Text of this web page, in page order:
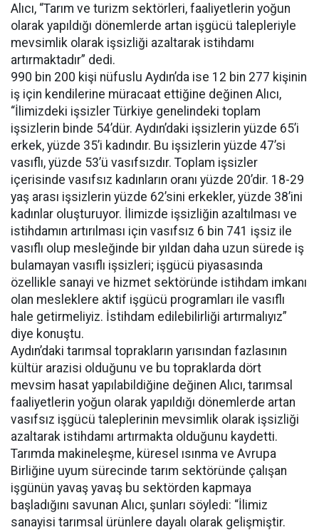
Alıcı, “Tarım ve turizm sektörleri, faaliyetlerin yoğun
olarak yapıldığı dönemlerde artan işgücü talepleriyle
mevsimlik olarak işsizliği azaltarak istihdamı
artırmaktadır” dedi.
990 bin 200 kişi nüfuslu Aydın’da ise 12 bin 277 kişinin
iş için kendilerine müracaat ettiğine değinen Alıcı,
“İlimizdeki işsizler Türkiye genelindeki toplam
işsizlerin binde 54’dür. Aydın’daki işsizlerin yüzde 65’i
erkek, yüzde 35’i kadındır. Bu işsizlerin yüzde 47’si
vasıflı, yüzde 53’ü vasıfsızdır. Toplam işsizler
içerisinde vasıfsız kadınların oranı yüzde 20’dir. 18-29
yaş arası işsizlerin yüzde 62’sini erkekler, yüzde 38’ini
kadınlar oluşturuyor. İlimizde işsizliğin azaltılması ve
istihdamın artırılması için vasıfsız 6 bin 741 işsiz ile
vasıflı olup mesleğinde bir yıldan daha uzun sürede iş
bulamayan vasıflı işsizleri; işgücü piyasasında
özellikle sanayi ve hizmet sektöründe istihdam imkanı
olan mesleklere aktif işgücü programları ile vasıflı
hale getirmeliyiz. İstihdam edilebilirliği artırmalıyız”
diye konuştu.
Aydın’daki tarımsal toprakların yarısından fazlasının
kültür arazisi olduğunu ve bu topraklarda dört
mevsim hasat yapılabildiğine değinen Alıcı, tarımsal
faaliyetlerin yoğun olarak yapıldığı dönemlerde artan
vasıfsız işgücü taleplerinin mevsimlik olarak işsizliği
azaltarak istihdamı artırmakta olduğunu kaydetti.
Tarımda makineleşme, küresel ısınma ve Avrupa
Birliğine uyum sürecinde tarım sektöründe çalışan
işgünün yavaş yavaş bu sektörden kapmaya
başladığını savunan Alıcı, şunları söyledi: “İlimiz
sanayisi tarımsal ürünlere dayalı olarak gelişmiştir.